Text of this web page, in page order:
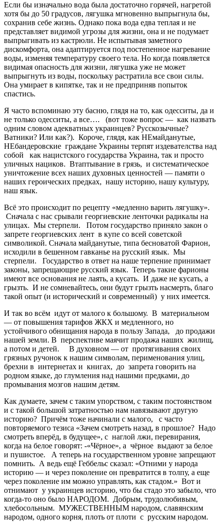
Если бы изначально вода была достаточно горячей, нагретой
хотя бы до 50 градусов, лягушка мгновенно выпрыгнула бы,
сохранив себе жизнь. Однако пока вода едва теплая и не
представляет видимой угрозы для жизни, она и не подумает
выпрыгивать из кастрюли. Не испытывая заметного
дискомфорта, она адаптируется под постепенное нагревание
воды, изменяя температуру своего тела. Но когда появляется
видимая опасность для жизни, лягушка уже не может
выпрыгнуть из воды, поскольку растратила все свои силы.
Она умирает в кипятке, так и не предприняв попыток
спастись.
Я часто вспоминаю эту басню, глядя на то, как одесситы, да и
не только одесситы, а все…. (вот тоже вопрос — как назвать
одним словом адекватных украинцев? Русскозычные?
Ватники? Или как?). Короче, глядя, как НЕмайданутые,
НЕбандеровские граждане Украины терпят издевателства над
собой как нацистского государства Украина, так и просто
уличных нациков. Втаптывание в грязь, и систематическое
уничтожение всех наших духовных ценностей — памяти о
наших героических предках, нашу историю, нашу культуру,
наш язык.
Всё это происходит по рецепту «медленно варить лягушку».
Сначала с нас срывали георгиевские ленточки радикалы на
улицах. Мы стерпели. Потом государство приняло закон о
запрете георгиевских лент в купе со всей советской
символикой. Сначала майданутые, типа бесноватой Фарион,
исходили в бешенном гавканье на русский язык. Мы
стерпели. Государство в ответ на наше терпение принимает
законы, запрещающие русский язык. Теперь такие фарионы
имеют все основания не лаять, а кусать. И даже не кусать, а
грызть. И не сомневайтесь, они будут грызть насмерть, благо
такой опыт (и исторический и современный) у них имеется.
И так во всём идут от малого к большому. В материальном
— от повышения тарифов ЖКХ и медленного, но
устойчивого обнищания народа в пользу Запада, до продажи
нашей земли. В перспективе маячит продажа наших жилищ,
а потом и детей. В духовном — от протягивания своих
грязных ручонок к нашим символам, перименования улиц,
брехни в интернетах и книгах, до запрета говорить на
родном языке, до глумления над нашими предками, до
промывания мозгов нашим детям.
Как думаете, зачем с таким упорством, с таким постоянством
и с такой большой затратностью нам навязывают другую
историю? Причём тоже начинали с малого, с часто
повторяемого тезиса «Зачем смотреть назад, в прошлое? Надо
смотреть вперёд, в будущее», с наглой лжи, перевирания,
когда на белое говорят: -«Чёрное», а чёрное выдают за белое
и пушистое. А теперь на государственном уровне запрещают
помнить. А ведь ещё Геббельс сказал: «Отними у народа
историю — и через поколение он превратится в толпу, а еще
через поколение им можно управлять, как стадом.» Вот и
отнимают у украинцев историю, что бы стадо это забыло, что
когда-то оно было НАРОДОМ. Добрым, трудолюбивым,
хлебосольным. МУЖЕСТВЕННЫМ народом, славянским
народом, одного корня, плоть от плоти с русским народом.